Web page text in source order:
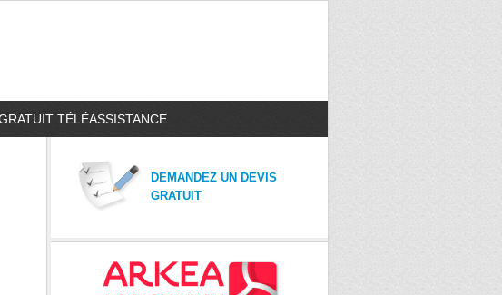
TÉLÉASSISTANCE
DEMANDEZ UN DEVIS
GRATUIT